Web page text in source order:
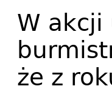
W akcji
że z